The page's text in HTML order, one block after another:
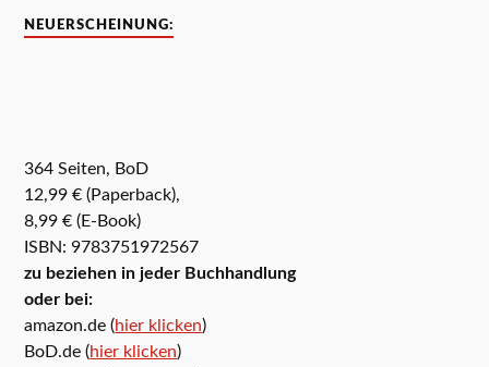
NEUERSCHEINUNG:
364 Seiten, BoD
12,99 € (Paperback),
8,99 € (E-Book)
ISBN: 9783751972567
zu beziehen in jeder Buchhandlung
oder bei:
amazon.de (hier klicken)
BoD.de (hier klicken)